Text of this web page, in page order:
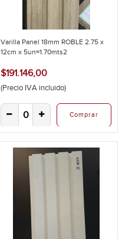
Varilla Panel 18mm ROBLE 2.75 x
12cm x 5un=1.70mts2
$191.146,00
(Precio IVA incluido)
Comprar